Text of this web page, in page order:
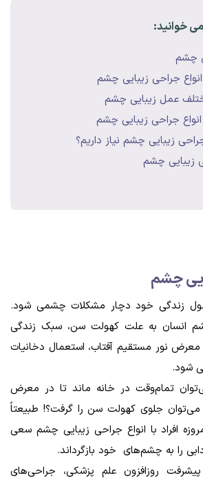
خوانید:
چشم
جراحی زیبایی چشم
عمل زیبایی چشم
جراحی زیبایی چشم
زیبایی چشم نیاز داریم؟
زیبایی چشم
چشم
زندگی خود دچار مشکلات چشمی شود.
انسان به علت کهولت سن، سبک زندگی
معرض نور مستقیم آفتاب، استعمال دخانیات
شود.
تمام‌وقت در خانه ماند تا در معرض
می‌توان جلوی کهولت سن را گرفت؟! طبیعتاً
افراد با انواع جراحی زیبایی چشم سعی
را به چشم‌‌های خود بازگرداند.
پیشرفت روزافزون علم پزشکی، جراحی‌های